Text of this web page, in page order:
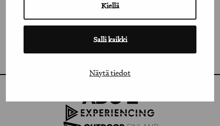
Kiellä
Salli kaikki
Näytä tiedot
VIMEO
FLICKR